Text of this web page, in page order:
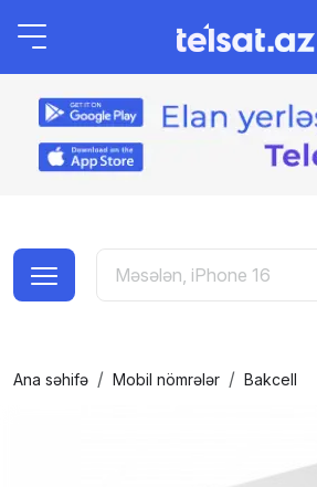
Ana səhifə Mobil nömrələr Bakcell